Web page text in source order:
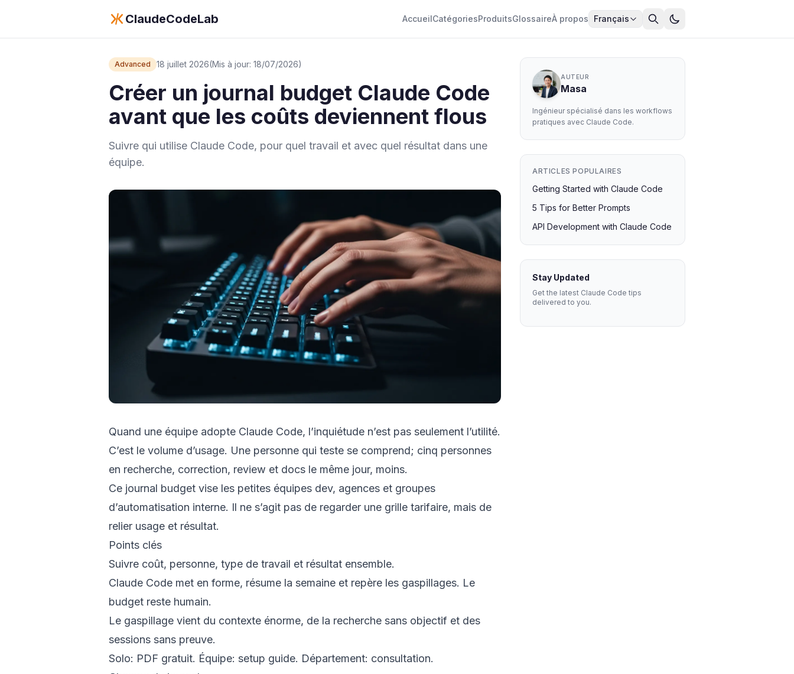
ClaudeCodeLab AccueilCatégoriesProduitsGlossaireÀ propos Français
Advanced 18 juillet 2026(Mis à jour: 18/07/2026)
Créer un journal budget Claude Code
avant que les coûts deviennent flous
Suivre qui utilise Claude Code, pour quel travail et avec quel résultat dans une
équipe.
Quand une équipe adopte Claude Code, l’inquiétude n’est pas seulement l’utilité.
C’est le volume d’usage. Une personne qui teste se comprend; cinq personnes
en recherche, correction, review et docs le même jour, moins.
Ce journal budget vise les petites équipes dev, agences et groupes
d’automatisation interne. Il ne s’agit pas de regarder une grille tarifaire, mais de
relier usage et résultat.
Points clés
Suivre coût, personne, type de travail et résultat ensemble.
Claude Code met en forme, résume la semaine et repère les gaspillages. Le
budget reste humain.
Le gaspillage vient du contexte énorme, de la recherche sans objectif et des
sessions sans preuve.
Solo: PDF gratuit. Équipe: setup guide. Département: consultation.
AUTEUR
Masa
Ingénieur spécialisé dans les workflows
pratiques avec Claude Code.
ARTICLES POPULAIRES
Getting Started with Claude Code
5 Tips for Better Prompts
API Development with Claude Code
Stay Updated
Get the latest Claude Code tips
delivered to you.